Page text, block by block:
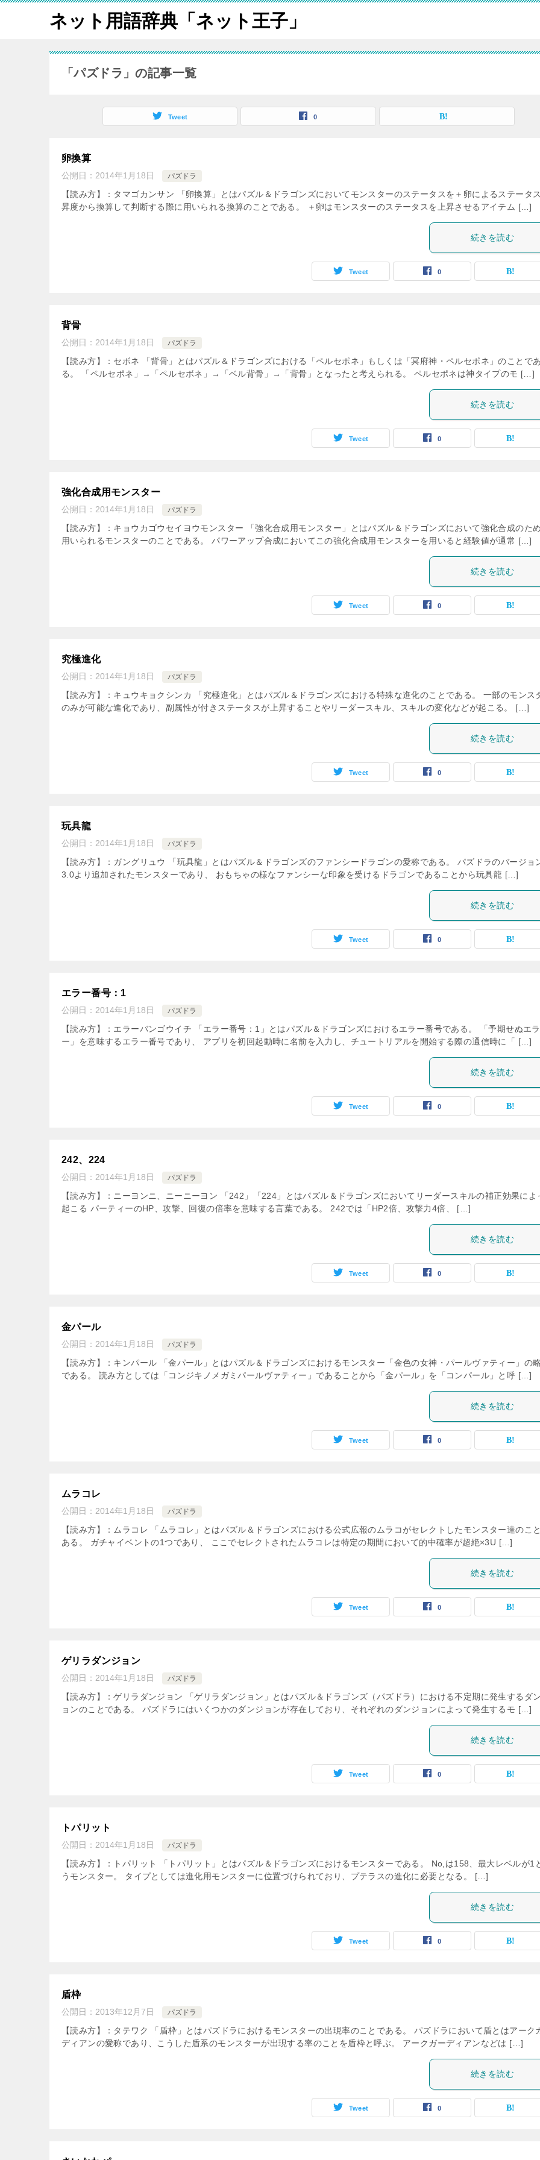
ネット用語辞典「ネット王子」
「パズドラ」の記事一覧
Tweet 0
卵換算
公開日： 2014年1月18日 パズドラ
【読み方】：タマゴカンサン 「卵換算」とはパズル＆ドラゴンズにおいてモンスターのステータスを＋卵によるステータ
昇度から換算して判断する際に用いられる換算のことである。 ＋卵はモンスターのステータスを上昇させるアイテム […]
続きを読む
Tweet 0
背骨
公開日： 2014年1月18日 パズドラ
【読み方】：セボネ 「背骨」とはパズル＆ドラゴンズにおける「ペルセポネ」もしくは「冥府神・ペルセポネ」のことで
る。 「ペルセポネ」→「ペルセボネ」→「ベル背骨」→「背骨」となったと考えられる。 ペルセポネは神タイプのモ […]
続きを読む
Tweet 0
強化合成用モンスター
公開日： 2014年1月18日 パズドラ
【読み方】：キョウカゴウセイヨウモンスター 「強化合成用モンスター」とはパズル＆ドラゴンズにおいて強化合成のた
用いられるモンスターのことである。 パワーアップ合成においてこの強化合成用モンスターを用いると経験値が通常 […]
続きを読む
Tweet 0
究極進化
公開日： 2014年1月18日 パズドラ
【読み方】：キュウキョクシンカ 「究極進化」とはパズル＆ドラゴンズにおける特殊な進化のことである。 一部のモンス
のみが可能な進化であり、副属性が付きステータスが上昇することやリーダースキル、スキルの変化などが起こる。 […]
続きを読む
Tweet 0
玩具龍
公開日： 2014年1月18日 パズドラ
【読み方】：ガングリュウ 「玩具龍」とはパズル＆ドラゴンズのファンシードラゴンの愛称である。 パズドラのバージョ
3.0より追加されたモンスターであり、 おもちゃの様なファンシーな印象を受けるドラゴンであることから玩具龍 […]
続きを読む
Tweet 0
エラー番号：1
公開日： 2014年1月18日 パズドラ
【読み方】：エラーバンゴウイチ 「エラー番号：1」とはパズル＆ドラゴンズにおけるエラー番号である。 「予期せぬエラ
ー」を意味するエラー番号であり、 アプリを初回起動時に名前を入力し、チュートリアルを開始する際の通信時に「 […]
続きを読む
Tweet 0
242、224
公開日： 2014年1月18日 パズドラ
【読み方】：ニーヨンニ、ニーニーヨン 「242」「224」とはパズル＆ドラゴンズにおいてリーダースキルの補正効果によ
起こる パーティーのHP、攻撃、回復の倍率を意味する言葉である。 242では「HP2倍、攻撃力4倍、 […]
続きを読む
Tweet 0
金パール
公開日： 2014年1月18日 パズドラ
【読み方】：キンパール 「金パール」とはパズル＆ドラゴンズにおけるモンスター「金色の女神・パールヴァティー」の
である。 読み方としては「コンジキノメガミパールヴァティー」であることから「金パール」を「コンパール」と呼 […]
続きを読む
Tweet 0
ムラコレ
公開日： 2014年1月18日 パズドラ
【読み方】：ムラコレ 「ムラコレ」とはパズル＆ドラゴンズにおける公式広報のムラコがセレクトしたモンスター達のこ
ある。 ガチャイベントの1つであり、 ここでセレクトされたムラコレは特定の期間において的中確率が超絶×3U […]
続きを読む
Tweet 0
ゲリラダンジョン
公開日： 2014年1月18日 パズドラ
【読み方】：ゲリラダンジョン 「ゲリラダンジョン」とはパズル＆ドラゴンズ（パズドラ）における不定期に発生するダ
ョンのことである。 パズドラにはいくつかのダンジョンが存在しており、それぞれのダンジョンによって発生するモ […]
続きを読む
Tweet 0
トパリット
公開日： 2014年1月18日 パズドラ
【読み方】：トパリット 「トパリット」とはパズル＆ドラゴンズにおけるモンスターである。 No,は158、最大レベルが1
うモンスター。 タイプとしては進化用モンスターに位置づけられており、プテラスの進化に必要となる。 […]
続きを読む
Tweet 0
盾枠
公開日： 2013年12月7日 パズドラ
【読み方】：タテワク 「盾枠」とはパズドラにおけるモンスターの出現率のことである。 パズドラにおいて盾とはアーク
ディアンの愛称であり、こうした盾系のモンスターが出現する率のことを盾枠と呼ぶ。 アークガーディアンなどは […]
続きを読む
Tweet 0